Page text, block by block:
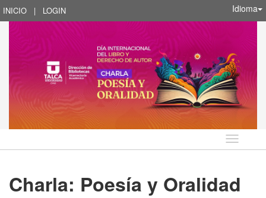
INICIO | LOGIN Idioma
Idioma
Charla: Poesía y Oralidad